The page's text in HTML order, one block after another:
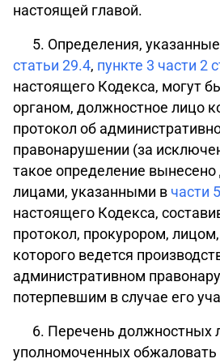
настоящей главой.
5. Определения,
статьи 29.4, пункте 3 части 2
настоящего Кодекса, могут
органом, должностное лицо
протокол об
правонарушении (за
такое определение
лицами, указанными в части
настоящего Кодекса,
протокол, прокурором,
которого ведется
административном
потерпевшим в случае его
6. Перечень должностных
уполномоченных обжаловать